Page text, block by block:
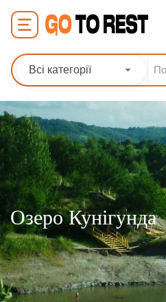
Всі категорії
Озеро Кунігунда